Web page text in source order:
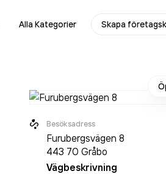
Alla Kategorier Skapa
Besöksadress
Furubergsvägen 8
443 70 Gråbo
Vägbeskrivning